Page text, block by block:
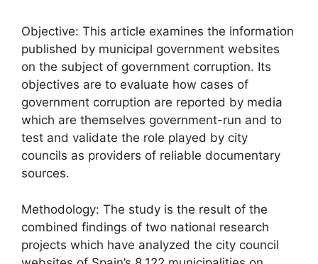
Objective: This article examines the information
published by municipal government websites
on the subject of government corruption. Its
objectives are to evaluate how cases of
government corruption are reported by media
which are themselves government-run and to
test and validate the role played by city
councils as providers of reliable documentary
sources.
Methodology: The study is the result of the
combined findings of two national research
projects which have analyzed the city council